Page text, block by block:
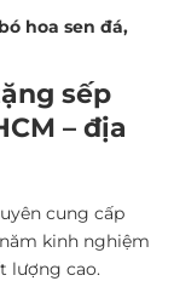
hoa sen đá,
sếp
– địa
cung cấp
kinh nghiệm
lượng cao.